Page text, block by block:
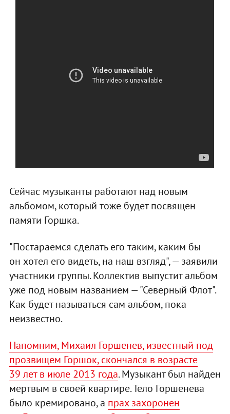
Сейчас музыканты работают над новым
альбомом, который тоже будет посвящен
памяти Горшка.
"Постараемся сделать его таким, каким бы
он хотел его видеть, на наш взгляд", — заявили
участники группы. Коллектив выпустит альбом
уже под новым названием — "Северный Флот".
Как будет называться сам альбом, пока
неизвестно.
Напомним, Михаил Горшенев, известный под
прозвищем Горшок, скончался в возрасте
39 лет в июле 2013 года. Музыкант был найден
мертвым в своей квартире. Тело Горшенева
было кремировано, а прах захоронен